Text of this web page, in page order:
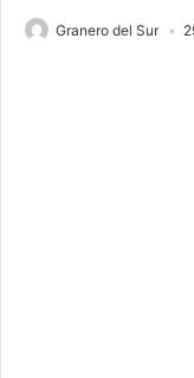
Granero del Sur